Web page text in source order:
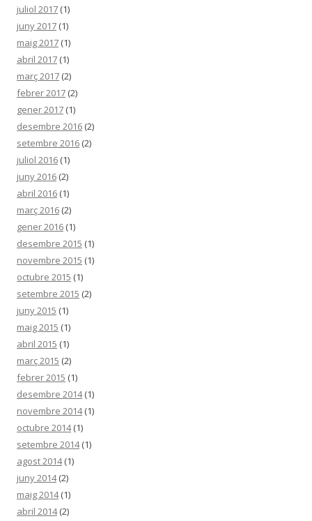
juliol 2017 (1)
juny 2017 (1)
maig 2017 (1)
abril 2017 (1)
març 2017 (2)
febrer 2017 (2)
gener 2017 (1)
desembre 2016 (2)
setembre 2016 (2)
juliol 2016 (1)
juny 2016 (2)
abril 2016 (1)
març 2016 (2)
gener 2016 (1)
desembre 2015 (1)
novembre 2015 (1)
octubre 2015 (1)
setembre 2015 (2)
juny 2015 (1)
maig 2015 (1)
abril 2015 (1)
març 2015 (2)
febrer 2015 (1)
desembre 2014(1)
novembre 2014(1)
octubre 2014(1)
setembre 2014(1)
agost 2014(1)
juny 2014(2)
maig 2014(1)
abril 2014(2)